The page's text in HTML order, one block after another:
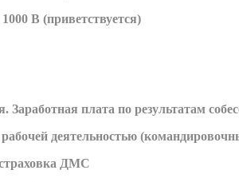
В (приветствуется)
Заработная плата по результатам
деятельностью
ДМС